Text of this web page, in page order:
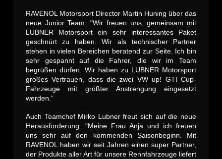
RAVENOL Motorsport Director Martin Huning über das
neue Junior Team: "Wir freuen uns, gemeinsam mit
LUBNER Motorsport ein sehr interessantes Paket
geschnürt zu haben. Wir als technischer Partner
stehen in vielen Bereichen beratend zur Seite. Ich bin
sehr gespannt auf die Fahrer, die wir im Team
begrüßen dürfen. Wir haben zu LUBNER Motorsport
großes Vertrauen, dass die zwei VW up! GTI Cup-
Fahrzeuge mit größter Anstrengung eingesetzt
werden.“
Auch Teamchef Mirko Lubner freut sich auf die neue
Herausforderung: "Meine Frau Anja und ich freuen
uns sehr auf den kommenden Saisonbeginn. Mit
RAVENOL haben wir seit Jahren einen super Partner,
der Produkte aller Art für unsere Rennfahrzeuge liefert